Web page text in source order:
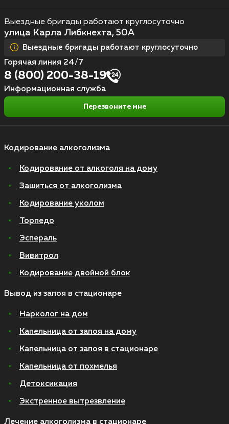
Кодирование алкоголизма
Кодирование от алкоголя на дому
Зашиться от алкоголизма
Кодирование уколом
Торпедо
Эспераль
Вивитрол
Кодирование двойной блок
Вывод из запоя в стационаре
Нарколог на дом
Капельница от запоя на дому
Капельница от запоя в стационаре
Капельница от похмелья
Детоксикация
Экстренное вытрезвление
Лечение алкоголизма в стационаре
Выездные бригады работают круглосуточно
улица Карла Либкнехта, 50А
Выездные бригады работают круглосуточно
Горячая линия 24/7
8 (800) 200-38-19
Информационная служба
Перезвоните мне